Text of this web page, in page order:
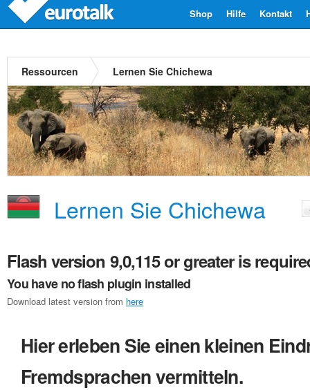
Kontakt
Hilfe
Shop
Ressourcen Lernen Sie Chichewa
Lernen Sie Chichewa
Flash version 9,0,115 or greater is
You have no flash plugin installed
Download latest version from here
Hier erleben Sie einen kleinen
Fremdsprachen vermitteln.